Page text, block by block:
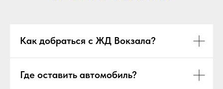
Как добраться с ЖД Вокзала?
Где оставить автомобиль?